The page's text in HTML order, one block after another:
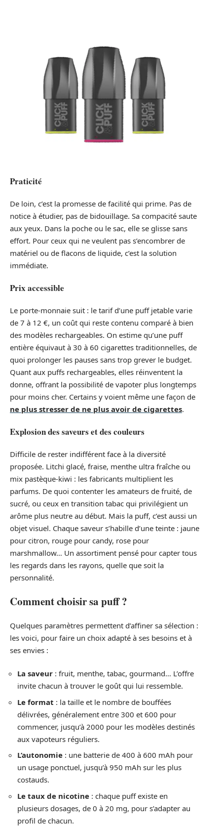
Praticité
De loin, c’est la promesse de facilité qui prime. Pas de
notice à étudier, pas de bidouillage. Sa compacité saute
aux yeux. Dans la poche ou le sac, elle se glisse sans
effort. Pour ceux qui ne veulent pas s’encombrer de
matériel ou de flacons de liquide, c’est la solution
immédiate.
Prix accessible
Le porte-monnaie suit : le tarif d’une puff jetable varie
de 7 à 12 €, un coût qui reste contenu comparé à bien
des modèles rechargeables. On estime qu’une puff
entière équivaut à 30 à 60 cigarettes traditionnelles, de
quoi prolonger les pauses sans trop grever le budget.
Quant aux puffs rechargeables, elles réinventent la
donne, offrant la possibilité de vapoter plus longtemps
pour moins cher. Certains y voient même une façon de
ne plus stresser de ne plus avoir de cigarettes.
Explosion des saveurs et des couleurs
Difficile de rester indifférent face à la diversité
proposée. Litchi glacé, fraise, menthe ultra fraîche ou
mix pastèque-kiwi : les fabricants multiplient les
parfums. De quoi contenter les amateurs de fruité, de
sucré, ou ceux en transition tabac qui privilégient un
arôme plus neutre au début. Mais la puff, c’est aussi un
objet visuel. Chaque saveur s’habille d’une teinte : jaune
pour citron, rouge pour candy, rose pour
marshmallow… Un assortiment pensé pour capter tous
les regards dans les rayons, quelle que soit la
personnalité.
Comment choisir sa puff ?
Quelques paramètres permettent d’affiner sa sélection :
les voici, pour faire un choix adapté à ses besoins et à
ses envies :
La saveur : fruit, menthe, tabac, gourmand… L’offre
invite chacun à trouver le goût qui lui ressemble.
Le format : la taille et le nombre de bouffées
délivrées, généralement entre 300 et 600 pour
commencer, jusqu’à 2000 pour les modèles destinés
aux vapoteurs réguliers.
L’autonomie : une batterie de 400 à 600 mAh pour
un usage ponctuel, jusqu’à 950 mAh sur les plus
costauds.
Le taux de nicotine : chaque puff existe en
plusieurs dosages, de 0 à 20 mg, pour s’adapter au
profil de chacun.